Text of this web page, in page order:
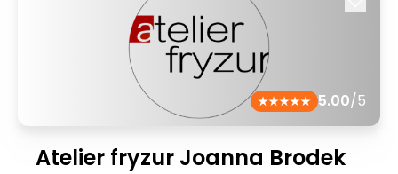
5.00/5
Atelier fryzur Joanna Brodek